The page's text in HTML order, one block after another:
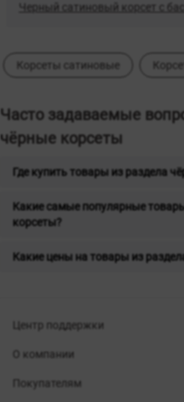
Черный сатиновый корсет с
Корсеты сатиновые
Часто задаваемые
чёрные корсеты
Где купить товары из раздела
Какие самые популярные
корсеты?
Какие цены на товары из
Центр поддержки
Viber
Перезвоните мне
Контакты
О компании
О бренде
Покупателям